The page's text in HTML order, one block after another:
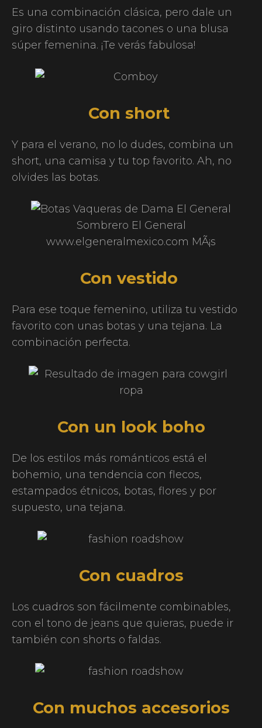
Es una combinación clásica, pero dale un
giro distinto usando tacones o una blusa
súper femenina. ¡Te verás fabulosa!
Con short
Y para el verano, no lo dudes, combina un
short, una camisa y tu top favorito. Ah, no
olvides las botas.
Con vestido
Para ese toque femenino, utiliza tu vestido
favorito con unas botas y una tejana. La
combinación perfecta.
Con un look boho
De los estilos más románticos está el
bohemio, una tendencia con flecos,
estampados étnicos, botas, flores y por
supuesto, una tejana.
Con cuadros
Los cuadros son fácilmente combinables,
con el tono de jeans que quieras, puede ir
también con shorts o faldas.
Con muchos accesorios